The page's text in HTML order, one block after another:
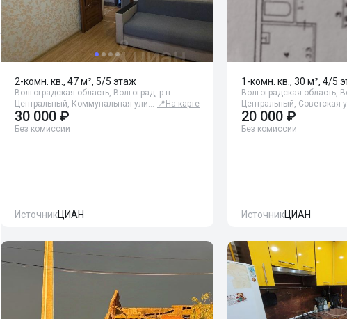
2-комн. кв., 47 м², 5/5 этаж
Волгоградская область, Волгоград, р-н
Центральный, Коммунальная ули… 📍 На карте
30 000 ₽
Без комиссии
ИсточникЦИАН
1-комн. кв., 30 м², 4/5
Волгоградская область,
Центральный, Советская
20 000 ₽
Без комиссии
ИсточникЦИАН